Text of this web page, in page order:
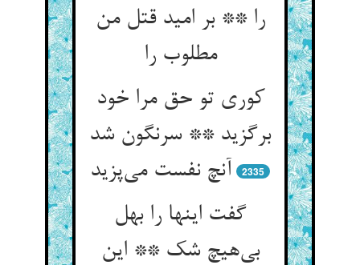
را ** بر امید قتل من
مطلوب را
کوری تو حق مرا خود
برگزید ** سرنگون شد
آنچ نفست می‌پزید
2335
گفت اینها را بهل
بی‌هیچ شک ** این